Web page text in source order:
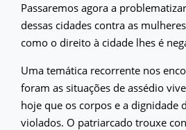
Passaremos agora a
dessas cidades contra as
como o direito à cidade lhes é
Uma temática recorrente nos
foram as situações de assédio
hoje que os corpos e a dignidade
violados. O patriarcado trouxe